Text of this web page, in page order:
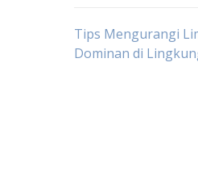
Post
Tips Mengurangi
Dominan di